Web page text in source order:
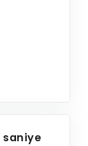
saniye